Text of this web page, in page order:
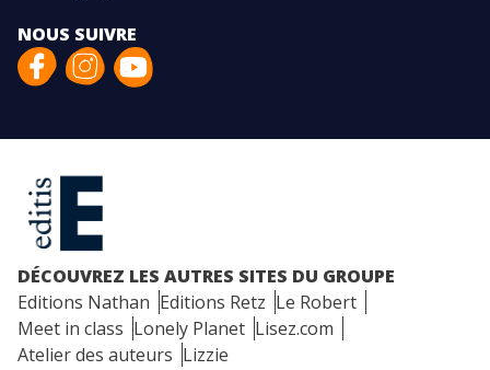
NOUS SUIVRE
DÉCOUVREZ LES AUTRES SITES DU GROUPE
Editions Nathan Editions Retz Le Robert
Meet in class Lonely Planet Lisez.com
Atelier des auteurs Lizzie